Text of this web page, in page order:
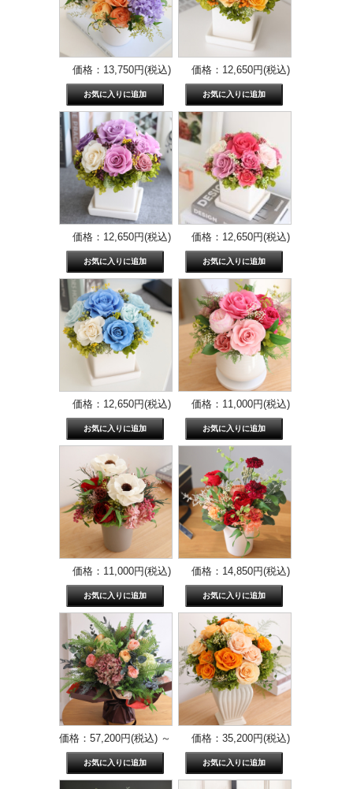
価格：13,750円(税込) 価格：12,650円(税込)
価格：12,650円(税込) 価格：12,650円(税込)
価格：12,650円(税込) 価格：11,000円(税込)
価格：11,000円(税込) 価格：14,850円(税込)
価格：57,200円(税込) ～ 価格：35,200円(税込)